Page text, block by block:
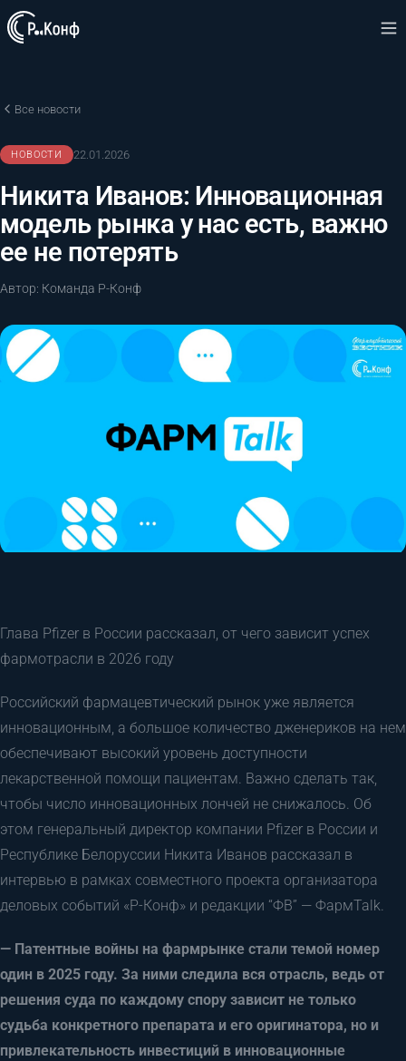
Все новости
НОВОСТИ 22.01.2026
Никита Иванов: Инновационная
модель рынка у нас есть, важно
ее не потерять
Автор: Команда Р-Конф
Глава Pfizer в России рассказал, от чего зависит успех
фармотрасли в 2026 году
Российский фармацевтический рынок уже является
инновационным, а большое количество дженериков на нем
обеспечивают высокий уровень доступности
лекарственной помощи пациентам. Важно сделать так,
чтобы число инновационных лончей не снижалось. Об
этом генеральный директор компании Pfizer в России и
Республике Белоруссии Никита Иванов рассказал в
интервью в рамках совместного проекта организатора
деловых событий «Р-Конф» и редакции “ФВ” — ФармTalk.
— Патентные войны на фармрынке стали темой номер
один в 2025 году. За ними следила вся отрасль, ведь от
решения суда по каждому спору зависит не только
судьба конкретного препарата и его оригинатора, но и
привлекательность инвестиций в инновационные